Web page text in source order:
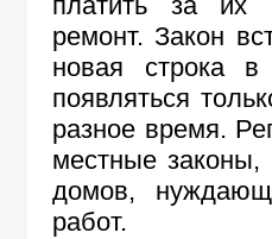
ремонт. Закон
новая строка в
появляться
разное время.
местные
домов,
работ.